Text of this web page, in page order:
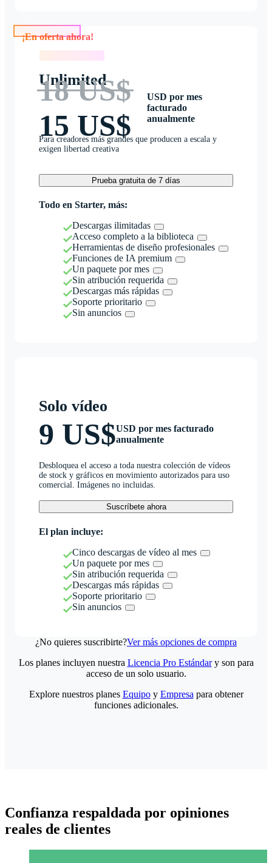
Unlimited
18 US$
15 US$
USD por mes
facturado
anualmente
Para creadores más grandes que producen a escala y
exigen libertad creativa
Prueba gratuita de 7 días
Todo en Starter, más:
Descargas ilimitadas
Acceso completo a la biblioteca
Herramientas de diseño profesionales
Funciones de IA premium
Un paquete por mes
Sin atribución requerida
Descargas más rápidas
Soporte prioritario
Sin anuncios
Solo vídeo
9 US$USD por mes facturado
anualmente
Desbloquea el acceso a toda nuestra colección de vídeos
de stock y gráficos en movimiento autorizados para uso
comercial. Imágenes no incluidas.
Suscríbete ahora
El plan incluye:
Cinco descargas de vídeo al mes
Un paquete por mes
Sin atribución requerida
Descargas más rápidas
Soporte prioritario
Sin anuncios
¿No quieres suscribirte?Ver más opciones de compra
Los planes incluyen nuestra Licencia Pro Estándary son para
acceso de un solo usuario.
Explore nuestros planes Equipoy Empresa para obtener
funciones adicionales.
Confianza respaldada por opiniones
reales de clientes